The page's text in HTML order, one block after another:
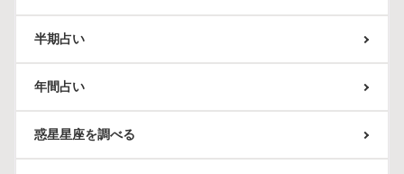
半期占い
年間占い
惑星星座を調べる